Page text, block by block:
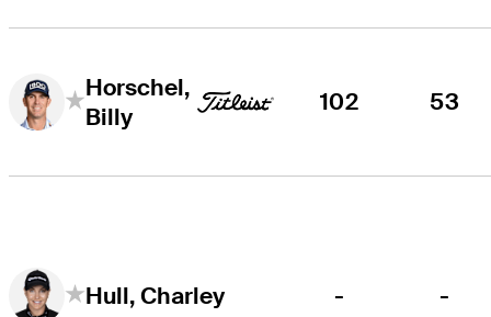
Horschel,
Billy
102 53
Hull, Charley - -